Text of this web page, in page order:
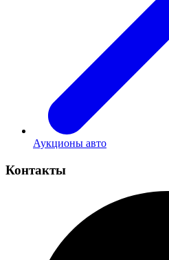
Аукционы авто
Контакты